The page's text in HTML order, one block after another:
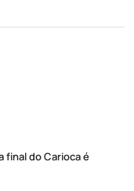
final do Carioca é